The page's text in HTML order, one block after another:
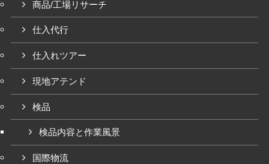
商品/工場リサーチ
仕入代行
仕入れツアー
現地アテンド
検品
検品内容と作業風景
国際物流